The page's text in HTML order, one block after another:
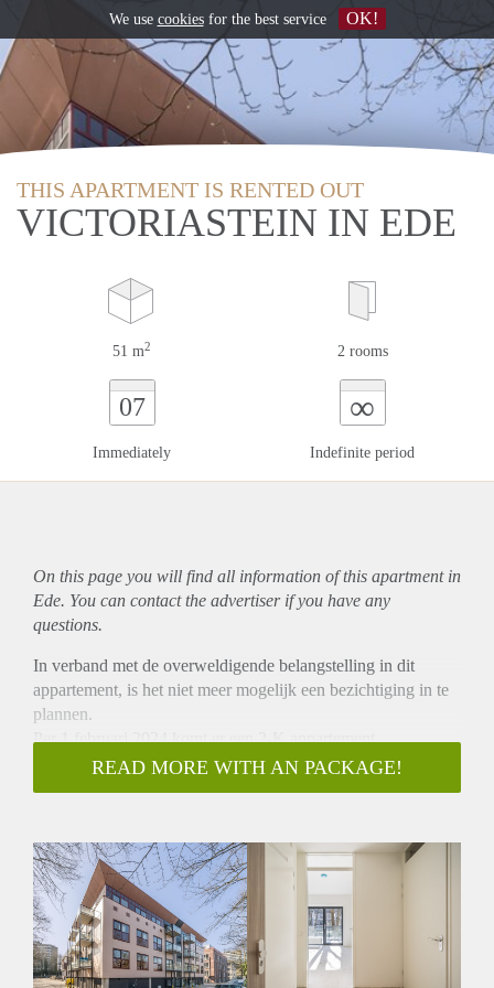
THIS APARTMENT IS RENTED OUT
VICTORIASTEIN IN EDE
51 m2 2 rooms
07
Immediately
∞
Indefinite period
On this page you will find all information of this apartmentin
Ede. You can contact the advertiser if you have any
questions.
In verband met de overweldigende belangstelling in dit
appartement, is het niet meer mogelijk een bezichtiging in te
plannen.
Per 1 februari 2024 komt er een 2-K appartement
beschikbaar op het voormalig Victoria Vesta terrein in Ede.
Het appartement is compleet gerenoveerd en is voorzien van
van het winkelcentrum 'Bellestein' en nabij uitvalswegen A12
en A30.
Het appartement beschikt over een eigen belinstallatie met
video en speaker voorziening om de deur beneden in de
centrale hal te openen.
De keuken is voorzien van een composiet werkblad in de
READ MORE WITH AN PACKAGE!
We use cookiesfor the best service OK!